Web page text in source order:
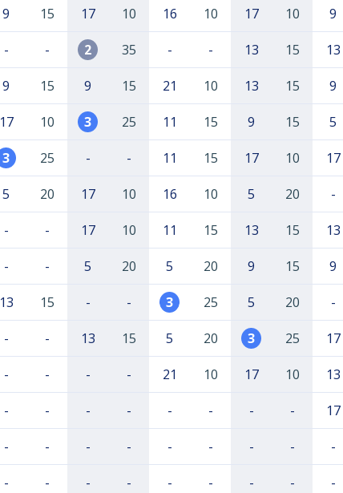
9 15 17 10 16 10 17 10 9
- - 2 35 - - 13 15 13
9 15 9 15 21 10 13 15 9
17 10 3 25 11 15 9 15 5
3 25 - - 11 15 17 10 17
5 20 17 10 16 10 5 20 -
- - 17 10 11 15 13 15 13
- - 5 20 5 20 9 15 9
13 15 - - 3 25 5 20 -
- - 13 15 5 20 3 25 17
- - - - 21 10 17 10 13
- - - - - - - - 17
- - - - - - - - -
- - - - - - - - -